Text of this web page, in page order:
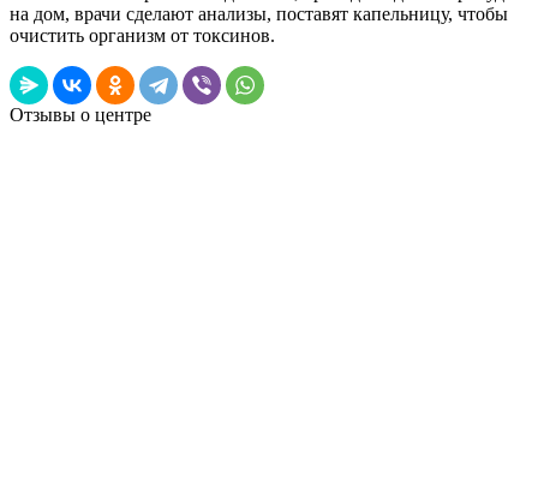
на дом, врачи сделают анализы, поставят капельницу, чтобы
очистить организм от токсинов.
Отзывы о центре